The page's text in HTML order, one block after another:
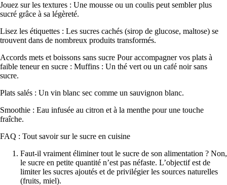
Jouez sur les textures : Une mousse ou un coulis peut sembler plus
sucré grâce à sa légèreté.
Lisez les étiquettes : Les sucres cachés (sirop de glucose, maltose) se
trouvent dans de nombreux produits transformés.
Accords mets et boissons sans sucre Pour accompagner vos plats à
faible teneur en sucre : Muffins : Un thé vert ou un café noir sans
sucre.
Plats salés : Un vin blanc sec comme un sauvignon blanc.
Smoothie : Eau infusée au citron et à la menthe pour une touche
fraîche.
FAQ : Tout savoir sur le sucre en cuisine
Faut-il vraiment éliminer tout le sucre de son alimentation ? Non,
le sucre en petite quantité n’est pas néfaste. L’objectif est de
limiter les sucres ajoutés et de privilégier les sources naturelles
(fruits, miel).